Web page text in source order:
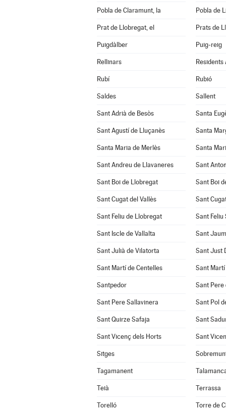
Pobla de Claramunt, la Pobla de
Prat de Llobregat, el Prats de
Puigdàlber Puig-reig
Rellinars Residents
Rubí Rubió
Saldes Sallent
Sant Adrià de Besòs Santa
Sant Agustí de Lluçanès Santa
Santa Maria de Merlès Santa
Sant Andreu de Llavaneres Sant
Sant Boi de Llobregat Sant Boi
Sant Cugat del Vallès Sant
Sant Feliu de Llobregat Sant Feliu
Sant Iscle de Vallalta Sant
Sant Julià de Vilatorta Sant Just
Sant Martí de Centelles Sant Martí
Santpedor Sant Pere
Sant Pere Sallavinera Sant Pol
Sant Quirze Safaja Sant
Sant Vicenç dels Horts Sant
Sitges
Tagamanent
Teià Terrassa
Torelló Torre de